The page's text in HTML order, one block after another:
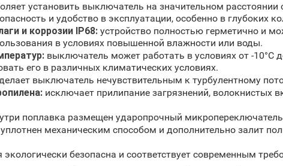
установить выключатель на значительном
и удобство в эксплуатации, особенно в глубоких
и коррозии IP68: устройство полностью герметично и
в условиях повышенной влажности или воды.
выключатель может работать в условиях от -10°C
его в различных климатических условиях.
выключатель нечувствительным к турбулентному
исключает прилипание загрязнений, волокнистых
поплавка размещен ударопрочный
уплотнен механическим способом и дополнительно залит
экологически безопасна и соответствует современным